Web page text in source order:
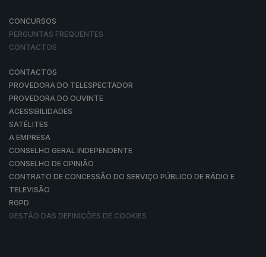
CONCURSOS
PERGUNTAS FREQUENTES
CONTACTOS
CONTACTOS
PROVEDORA DO TELESPECTADOR
PROVEDORA DO OUVINTE
ACESSIBILIDADES
SATÉLITES
A EMPRESA
CONSELHO GERAL INDEPENDENTE
CONSELHO DE OPINIÃO
CONTRATO DE CONCESSÃO DO SERVIÇO PÚBLICO DE RÁDIO E
TELEVISÃO
RGPD
GESTÃO DAS DEFINIÇÕES DE COOKIES